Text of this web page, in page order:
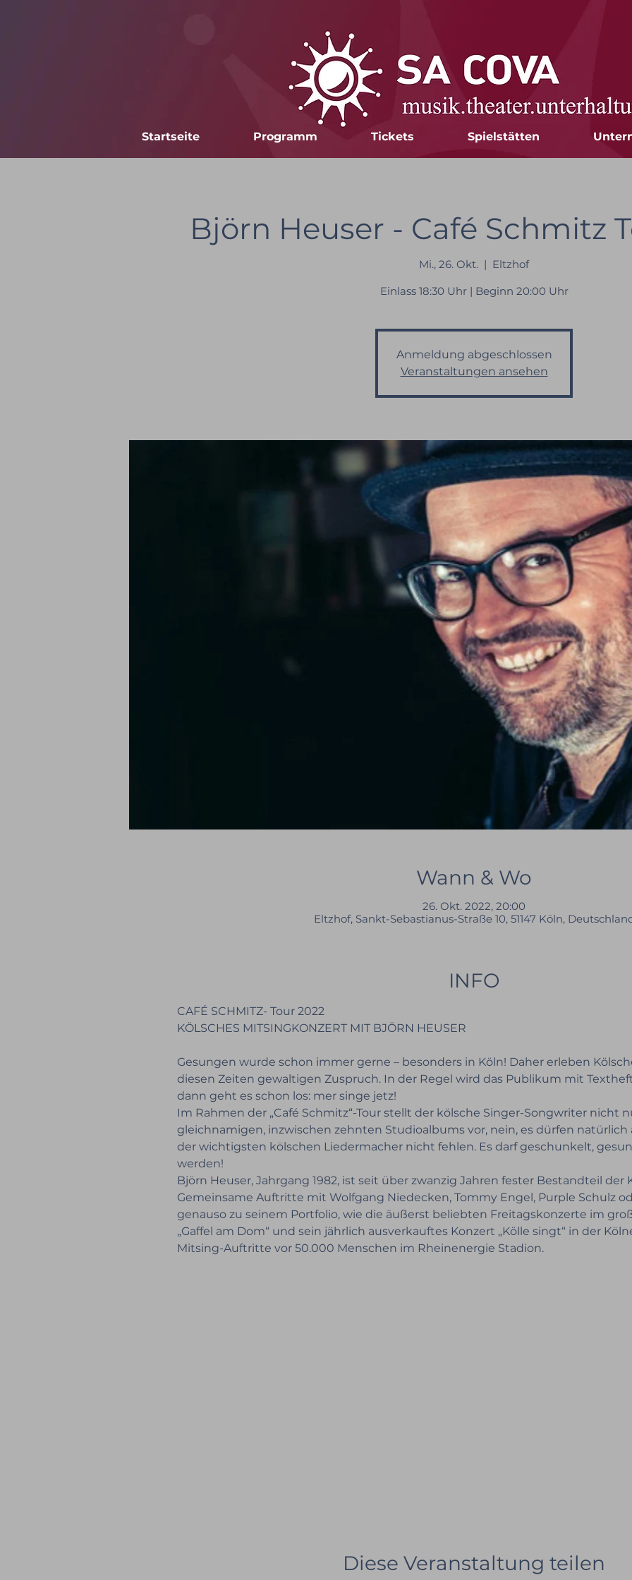
Startseite Programm Tickets Spielstätten
Björn Heuser - Café Schmitz
Mi., 26. Okt.
  |
Eltzhof
Einlass 18:30 Uhr | Beginn 20:00 Uhr
Anmeldung abgeschlossen
Veranstaltungen ansehen
Wann & Wo
26. Okt. 2022, 20:00
Eltzhof, Sankt-Sebastianus-Straße 10, 51147 Köln,
INFO
CAFÉ SCHMITZ- Tour 2022
KÖLSCHES MITSINGKONZERT MIT BJÖRN HEUSER
Gesungen wurde schon immer gerne – besonders in Köln! Daher erleben
diesen Zeiten gewaltigen Zuspruch. In der Regel wird das Publikum mit
dann geht es schon los: mer singe jetz!
Im Rahmen der „Café Schmitz“-Tour stellt der kölsche Singer-Songwriter nicht
gleichnamigen, inzwischen zehnten Studioalbums vor, nein, es dürfen
der wichtigsten kölschen Liedermacher nicht fehlen. Es darf geschunkelt,
werden!
Björn Heuser, Jahrgang 1982, ist seit über zwanzig Jahren fester Bestandteil der
Gemeinsame Auftritte mit Wolfgang Niedecken, Tommy Engel, Purple Schulz
genauso zu seinem Portfolio, wie die äußerst beliebten Freitagskonzerte im
„Gaffel am Dom“ und sein jährlich ausverkauftes Konzert „Kölle singt“ in der
Mitsing-Auftritte vor 50.000 Menschen im Rheinenergie Stadion.
Diese Veranstaltung teilen